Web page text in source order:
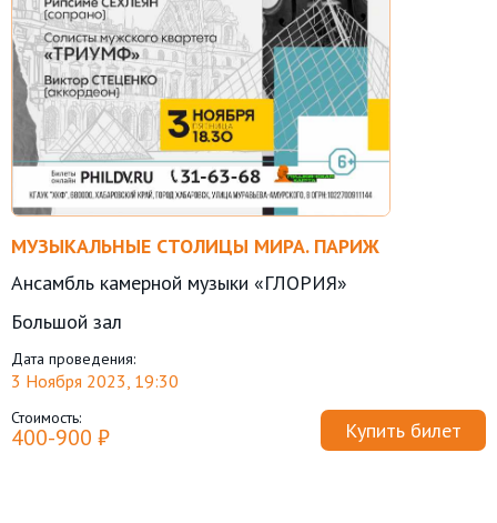
МУЗЫКАЛЬНЫЕ СТОЛИЦЫ МИРА. ПАРИЖ
Ансамбль камерной музыки «ГЛОРИЯ»
Большой зал
Дата проведения:
3 Ноября 2023, 19:30
Стоимость:
400-900 ₽ Купить билет